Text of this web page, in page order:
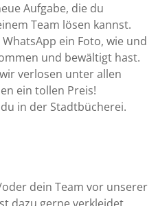
Aufgabe, die du
Team lösen kannst.
ein Foto, wie und
und bewältigt hast.
verlosen unter allen
ein tollen Preis!
in der Stadtbücherei.
dein Team vor unserer